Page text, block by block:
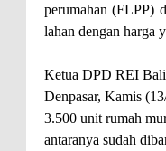
perumahan (FLPP)
lahan dengan harga
Ketua DPD REI Bali
Denpasar, Kamis
3.500 unit rumah
antaranya sudah